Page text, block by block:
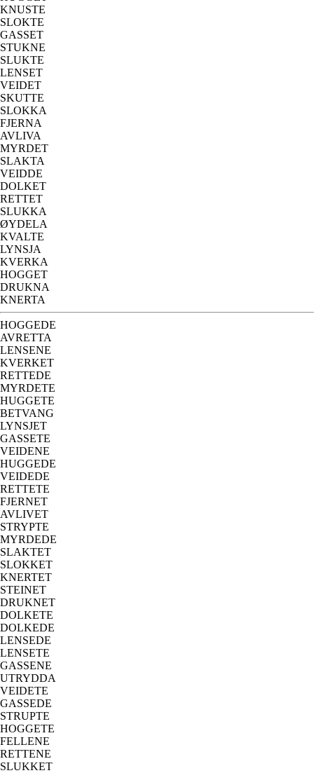
KNUSTE
SLOKTE
GASSET
STUKNE
SLUKTE
LENSET
VEIDET
SKUTTE
SLOKKA
FJERNA
AVLIVA
MYRDET
SLAKTA
VEIDDE
DOLKET
RETTET
SLUKKA
ØYDELA
KVALTE
LYNSJA
KVERKA
HOGGET
DRUKNA
KNERTA
HOGGEDE
AVRETTA
LENSENE
KVERKET
RETTEDE
MYRDETE
HUGGETE
BETVANG
LYNSJET
GASSETE
VEIDENE
HUGGEDE
VEIDEDE
RETTETE
FJERNET
AVLIVET
STRYPTE
MYRDEDE
SLAKTET
SLOKKET
KNERTET
STEINET
DRUKNET
DOLKETE
DOLKEDE
LENSEDE
LENSETE
GASSENE
UTRYDDA
VEIDETE
GASSEDE
STRUPTE
HOGGETE
FELLENE
RETTENE
SLUKKET